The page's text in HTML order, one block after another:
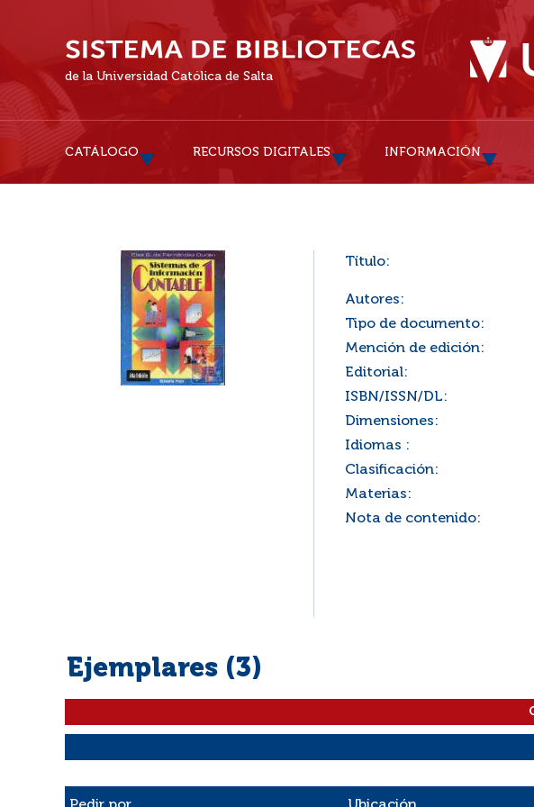
de la Universidad Católica de Salta
CATÁLOGO RECURSOS DIGITALES INFORMACIÓN
Título:
Autores:
Tipo de documento:
Mención de edición:
Editorial:
ISBN/ISSN/DL:
Dimensiones:
Idiomas :
Clasificación:
Materias:
Nota de contenido:
Ejemplares (3)